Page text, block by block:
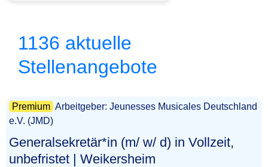
1136 aktuelle
Stellenangebote
Premium Arbeitgeber: Jeunesses Musicales Deutschland
e.V. (JMD)
Generalsekretär*in (m/ w/ d) in Vollzeit,
unbefristet | Weikersheim​‌‌‌‌​‌​‌‌​‌​​‌​​​‌